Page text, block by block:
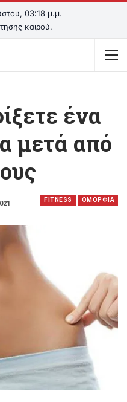
03:18 μ.μ.
καιρού.
ένα
μετά από
FITNESS OΜΟΡΦΙΑ